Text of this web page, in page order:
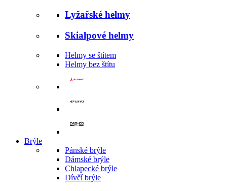
Lyžařské helmy
Skialpové helmy
Helmy se štítem
Helmy bez štítu
Brýle
Pánské brýle
Dámské brýle
Chlapecké brýle
Dívčí brýle